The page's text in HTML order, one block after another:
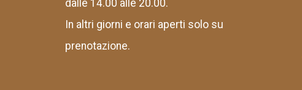
dalle 14.00 alle 20.00.
In altri giorni e orari aperti solo su
prenotazione.